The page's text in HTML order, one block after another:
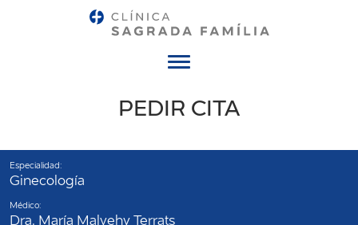
PEDIR CITA
Especialidad:
Ginecología
Médico:
Dra. María Malvehy Terrats